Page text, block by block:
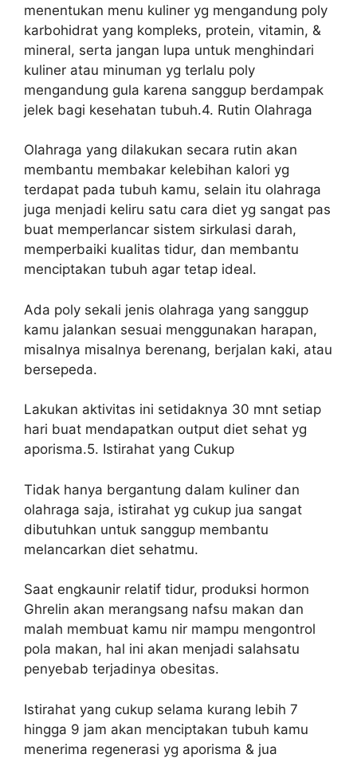
menentukan menu kuliner yg mengandung poly
karbohidrat yang kompleks, protein, vitamin, &
mineral, serta jangan lupa untuk menghindari
kuliner atau minuman yg terlalu poly
mengandung gula karena sanggup berdampak
jelek bagi kesehatan tubuh.4. Rutin Olahraga
Olahraga yang dilakukan secara rutin akan
membantu membakar kelebihan kalori yg
terdapat pada tubuh kamu, selain itu olahraga
juga menjadi keliru satu cara diet yg sangat pas
buat memperlancar sistem sirkulasi darah,
memperbaiki kualitas tidur, dan membantu
menciptakan tubuh agar tetap ideal.
Ada poly sekali jenis olahraga yang sanggup
kamu jalankan sesuai menggunakan harapan,
misalnya misalnya berenang, berjalan kaki, atau
bersepeda.
Lakukan aktivitas ini setidaknya 30 mnt setiap
hari buat mendapatkan output diet sehat yg
aporisma.5. Istirahat yang Cukup
Tidak hanya bergantung dalam kuliner dan
olahraga saja, istirahat yg cukup jua sangat
dibutuhkan untuk sanggup membantu
melancarkan diet sehatmu.
Saat engkaunir relatif tidur, produksi hormon
Ghrelin akan merangsang nafsu makan dan
malah membuat kamu nir mampu mengontrol
pola makan, hal ini akan menjadi salahsatu
penyebab terjadinya obesitas.
Istirahat yang cukup selama kurang lebih 7
hingga 9 jam akan menciptakan tubuh kamu
menerima regenerasi yg aporisma & jua